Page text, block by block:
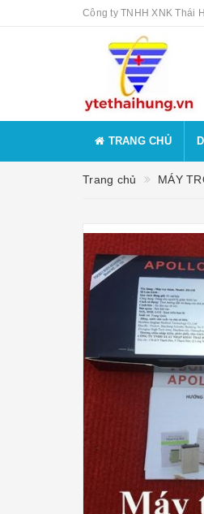
Công ty TNHH XNK Thái
TRANG CHỦ
Trang chủ MÁY